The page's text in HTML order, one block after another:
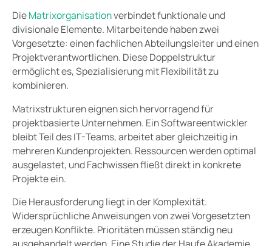
DieMatrixorganisationverbindet funktionale und
divisionale Elemente. Mitarbeitende haben zwei
Vorgesetzte: einen fachlichen Abteilungsleiter und einen
Projektverantwortlichen. Diese Doppelstruktur
ermöglicht es, Spezialisierung mit Flexibilität zu
kombinieren.
Matrixstrukturen eignen sich hervorragend für
projektbasierte Unternehmen. Ein Softwareentwickler
bleibt Teil des IT-Teams, arbeitet aber gleichzeitig in
mehreren Kundenprojekten. Ressourcen werden optimal
ausgelastet, und Fachwissen fließt direkt in konkrete
Projekte ein.
Die Herausforderung liegt in der Komplexität.
Widersprüchliche Anweisungen von zwei Vorgesetzten
erzeugen Konflikte. Prioritäten müssen ständig neu